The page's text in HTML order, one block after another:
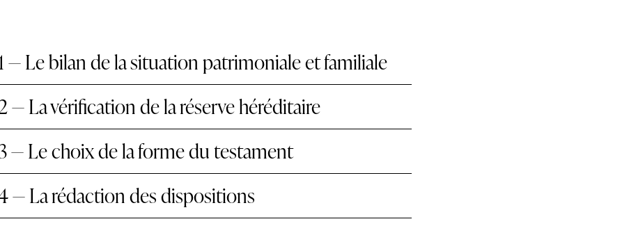
— Le bilan de la situation patrimoniale et familiale
— La vérification de la réserve héréditaire
— Le choix de la forme du testament
— La rédaction des dispositions